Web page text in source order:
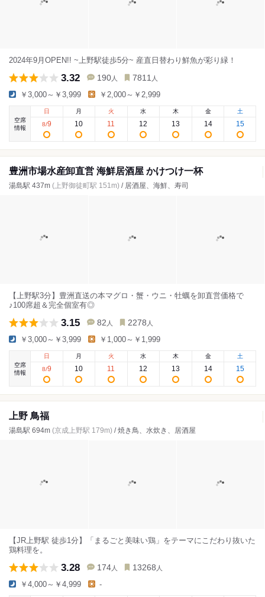
2024年9月OPEN!! ~上野駅徒歩5分~ 産直日替わり鮮魚が彩り緑！
3.32 190 人 7811 人
￥3,000～￥3,999 ￥2,000～￥2,999
空席
情報
日
8/9
月
10
火
11
水
12
木
13
金
14
土
15
豊洲市場水産卸直営 海鮮居酒屋 かけつけ一杯
湯島駅 437m (上野御徒町駅 151m) / 居酒屋、海鮮、寿司
【上野駅3分】豊洲直送の本マグロ・蟹・ウニ・牡蠣を卸直営価格で
♪100席超＆完全個室有◎
3.15 82 人 2278 人
￥3,000～￥3,999 ￥1,000～￥1,999
空席
情報
日
8/9
月
10
火
11
水
12
木
13
金
14
土
15
上野 鳥福
湯島駅 694m (京成上野駅 179m) / 焼き鳥、水炊き、居酒屋
【JR上野駅 徒歩1分】「まるごと美味い鶏」をテーマにこだわり抜いた
鶏料理を。
3.28 174 人 13268 人
￥4,000～￥4,999 -